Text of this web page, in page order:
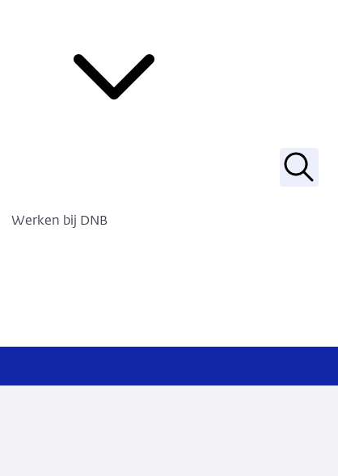
Werken bij DNB
Zoek